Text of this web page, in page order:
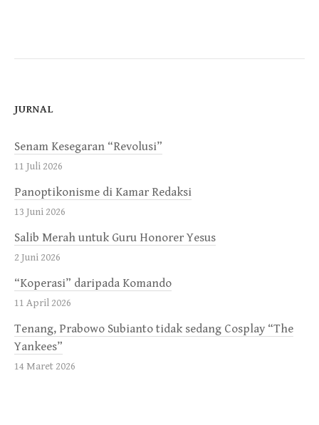
JURNAL
Senam Kesegaran “Revolusi”
11 Juli 2026
Panoptikonisme di Kamar Redaksi
13 Juni 2026
Salib Merah untuk Guru Honorer Yesus
2 Juni 2026
“Koperasi” daripada Komando
11 April 2026
Tenang, Prabowo Subianto tidak sedang Cosplay “The
Yankees”
14 Maret 2026